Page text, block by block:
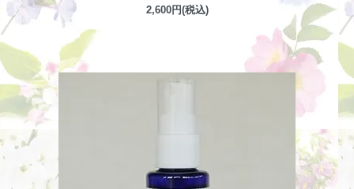
2,600円(税込)